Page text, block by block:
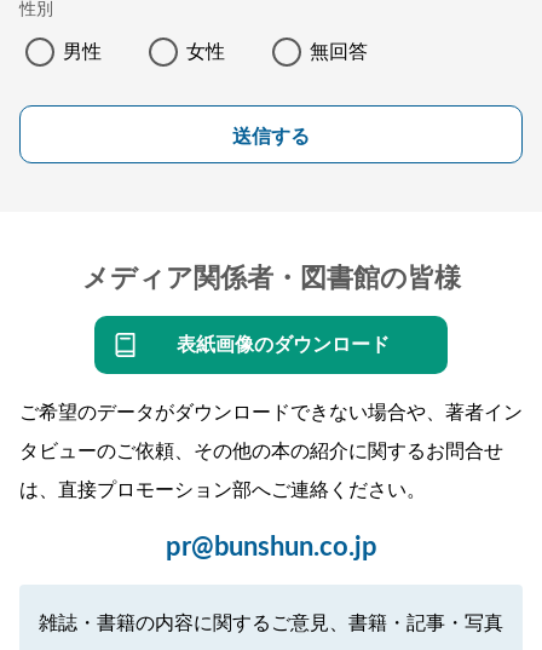
性別
男性 女性 無回答
送信する
メディア関係者・図書館の皆様
表紙画像のダウンロード
ご希望のデータがダウンロードできない場合や、著者イン
タビューのご依頼、その他の本の紹介に関するお問合せ
は、直接プロモーション部へご連絡ください。
pr@bunshun.co.jp
雑誌・書籍の内容に関するご意見、書籍・記事・写真